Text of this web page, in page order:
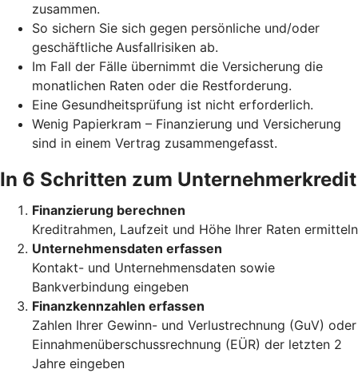
zusammen.
So sichern Sie sich gegen persönliche und/oder
geschäftliche Ausfallrisiken ab.
Im Fall der Fälle übernimmt die Versicherung die
monatlichen Raten oder die Restforderung.
Eine Gesundheitsprüfung ist nicht erforderlich.
Wenig Papierkram – Finanzierung und Versicherung
sind in einem Vertrag zusammengefasst.
In 6 Schritten zum Unternehmerkredit
Finanzierung berechnen
Kreditrahmen, Laufzeit und Höhe Ihrer Raten ermitteln
Unternehmensdaten erfassen
Kontakt- und Unternehmensdaten sowie
Bankverbindung eingeben
Finanzkennzahlen erfassen
Zahlen Ihrer Gewinn- und Verlustrechnung (GuV) oder
Einnahmenüberschussrechnung (EÜR) der letzten 2
Jahre eingeben